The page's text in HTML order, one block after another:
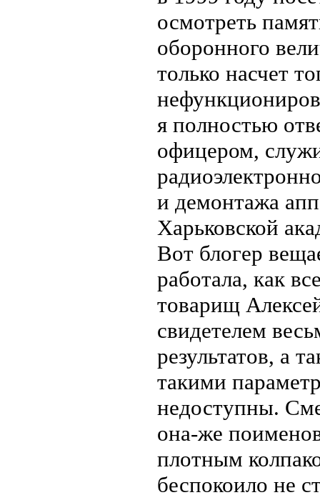
осмотреть
оборонного
только насчет
я полностью
офицером,
и демонтажа
Харьковской
Вот блогер
работала, как
товарищ
свидетелем
результатов, а
такими
недоступны.
она-же
плотным
беспокоило не